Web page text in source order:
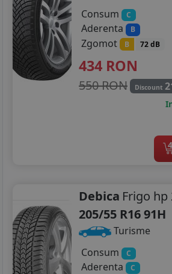
Consum
C
Aderenta B
Zgomot B 72 dB
434 RON
550 RON Discount
4
Debica Frigo hp
205/55 R16 91H
Turisme
Consum
C
Aderenta C